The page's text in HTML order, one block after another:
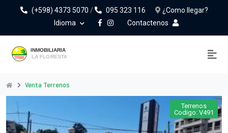
(+598) 4373 5070 / 095 323 116
¿Como llegar?
Idioma
Contactenos
Venta Terrenos
Terrenos
Codigo: V491